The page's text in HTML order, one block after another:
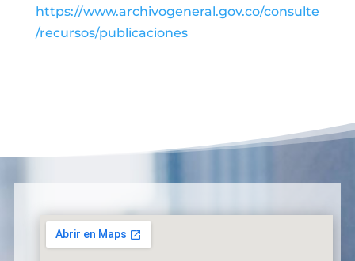
https://www.archivogeneral.gov.co/consulte
/recursos/publicaciones